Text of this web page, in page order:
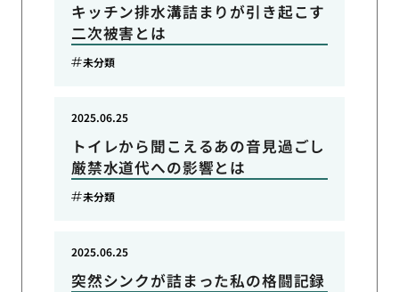
キッチン排水溝詰まりが引き起こす
二次被害とは
未分類
トイレから聞こえるあの音見過ごし
厳禁水道代への影響とは
2025.06.25
未分類
突然シンクが詰まった私の格闘記録
2025.06.25